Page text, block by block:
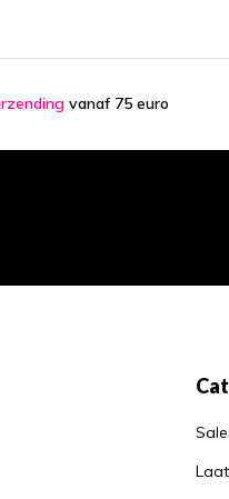
vanaf 75 euro
Sale